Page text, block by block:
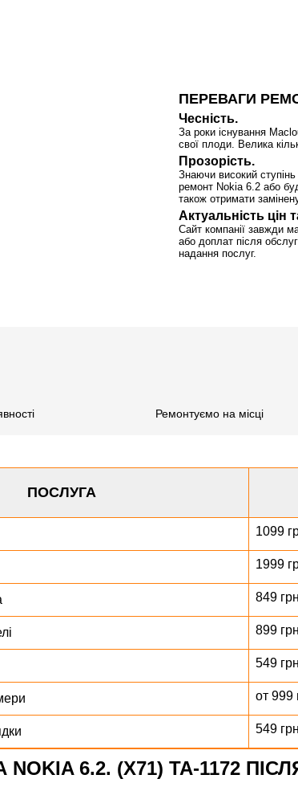
ПЕРЕВАГИ
Чесність.
За роки існування
свої плоди. Велика
Прозорість.
Знаючи високий
ремонт Nokia 6.2 або
також отримати
Актуальність цін
Сайт компанії завжди
або доплат після
надання послуг.
Ремонтуємо на місці
ПОСЛУГА
1099
1999
849 грн
899 грн
549 грн
от 999
549 грн
6.2. (X71) TA-1172